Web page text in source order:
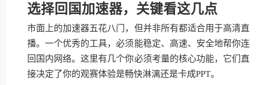
选择回国加速器，关键看这几点
市面上的加速器五花八门，但并非所有都适合用于高清直
播。一个优秀的工具，必须能稳定、高速、安全地帮你连
回国内网络。这里有几个你必须考量的核心功能，它们直
接决定了你的观赛体验是畅快淋漓还是卡成PPT。